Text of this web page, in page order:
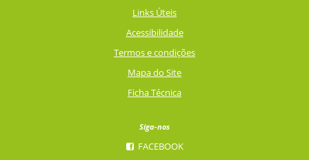
Links Úteis
Acessibilidade
Termos e condições
Mapa do Site
Ficha Técnica
Siga-nos
FACEBOOK